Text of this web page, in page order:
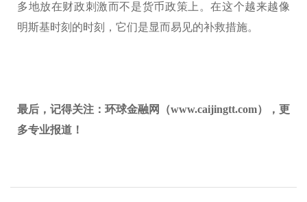
多地放在财政刺激而不是货币政策上。在这个越来越像
明斯基时刻的时刻，它们是显而易见的补救措施。
最后，记得关注：环球金融网（www.caijingtt.com），更
多专业报道！